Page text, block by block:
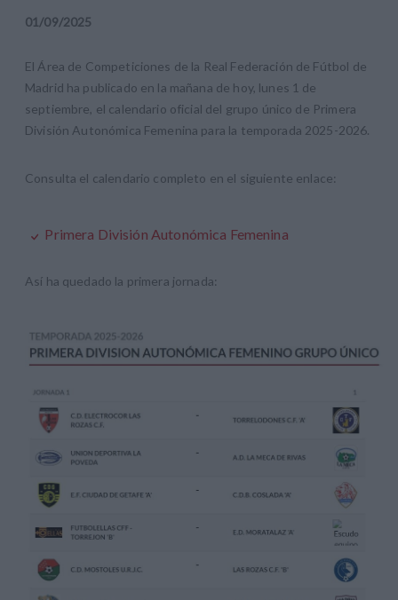
01/09/2025
El Área de Competiciones de la Real Federación de Fútbol de
Madrid ha publicado en la mañana de hoy, lunes 1 de
septiembre, el calendario oficial del grupo único de Primera
División Autonómica Femenina para la temporada 2025-2026.
Consulta el calendario completo en el siguiente enlace:
Primera División Autonómica Femenina
Así ha quedado la primera jornada: